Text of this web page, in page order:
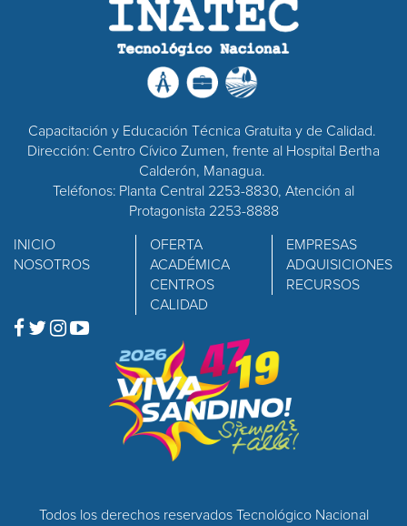
Capacitación y Educación Técnica Gratuita y de Calidad.
Dirección: Centro Cívico Zumen, frente al Hospital Bertha
Calderón, Managua.
Teléfonos: Planta Central 2253-8830, Atención al
Protagonista 2253-8888
INICIO
NOSOTROS
OFERTA
ACADÉMICA
CENTROS
CALIDAD
EMPRESAS
ADQUISICIONES
RECURSOS
Todos los derechos reservados Tecnológico Nacional